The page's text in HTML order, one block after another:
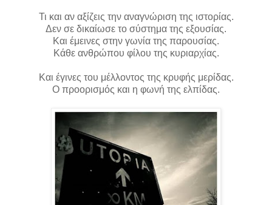
Τι και αν αξίζεις την αναγνώριση της ιστορίας.
Δεν σε δικαίωσε το σύστημα της εξουσίας.
Και έμεινες στην γωνία της παρουσίας.
Κάθε ανθρώπου φίλου της κυριαρχίας.
Και έγινες του μέλλοντος της κρυφής μερίδας.
Ο προορισμός και η φωνή της ελπίδας.